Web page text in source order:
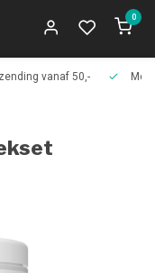
0
vanaf 50,-